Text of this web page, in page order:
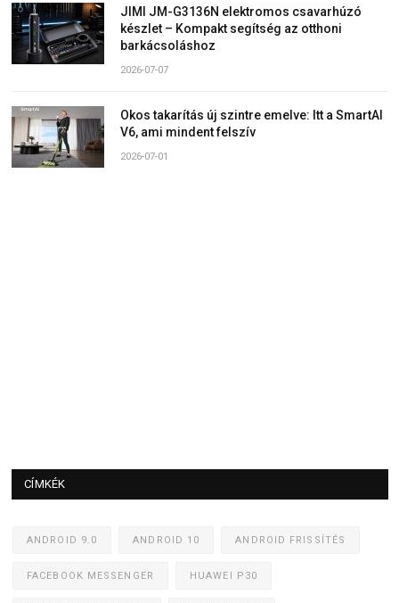
JIMI JM-G3136N elektromos csavarhúzó
készlet – Kompakt segítség az otthoni
barkácsoláshoz
2026-07-07
Okos takarítás új szintre emelve: Itt a SmartAI
V6, ami mindent felszív
2026-07-01
CÍMKÉK
ANDROID 9.0 ANDROID 10 ANDROID FRISSÍTÉS
FACEBOOK MESSENGER HUAWEI P30